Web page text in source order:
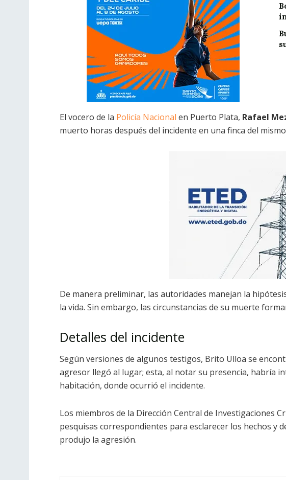
El vocero de la Policía Nacional en Puerto Plata, Rafael
muerto horas después del incidente en una finca del
De manera preliminar, las autoridades manejan la
la vida. Sin embargo, las circunstancias de su muerte
Detalles del incidente
Según versiones de algunos testigos, Brito Ulloa se
agresor llegó al lugar; esta, al notar su presencia, habría
habitación, donde ocurrió el incidente.
Los miembros de la Dirección Central de Investigaciones
pesquisas correspondientes para esclarecer los hechos y
produjo la agresión.